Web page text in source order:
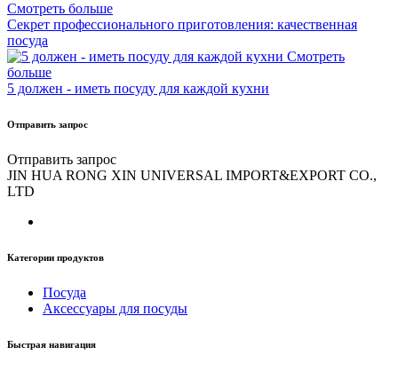
Смотреть больше
Секрет профессионального приготовления: качественная
посуда
Смотреть
больше
5 должен - иметь посуду для каждой кухни
Отправить запрос
Отправить запрос
JIN HUA RONG XIN UNIVERSAL IMPORT&EXPORT CO.,
LTD
Категории продуктов
Посуда
Аксессуары для посуды
Быстрая навигация